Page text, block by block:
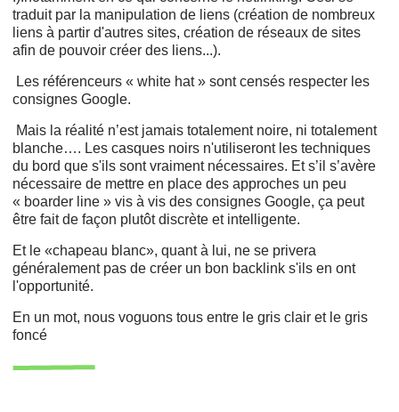
traduit par la manipulation de liens (création de nombreux
liens à partir d'autres sites, création de réseaux de sites
afin de pouvoir créer des liens...).
Les référenceurs « white hat » sont censés respecter les
consignes Google.
Mais la réalité n’est jamais totalement noire, ni totalement
blanche…. Les casques noirs n'utiliseront les techniques
du bord que s'ils sont vraiment nécessaires. Et s’il s’avère
nécessaire de mettre en place des approches un peu
« boarder line » vis à vis des consignes Google, ça peut
être fait de façon plutôt discrète et intelligente.
Et le «chapeau blanc», quant à lui, ne se privera
généralement pas de créer un bon backlink s'ils en ont
l'opportunité.
En un mot, nous voguons tous entre le gris clair et le gris
foncé